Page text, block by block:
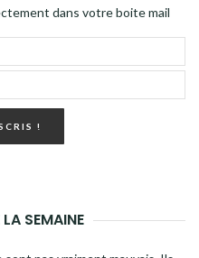
dans votre boite mail
!
SEMAINE